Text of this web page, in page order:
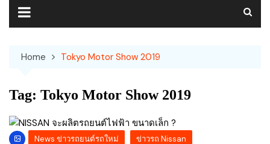
Home Tokyo Motor Show 2019
Tag: Tokyo Motor Show 2019
News ข่าวรถยนต์รถใหม่ ข่าวรถ Nissan